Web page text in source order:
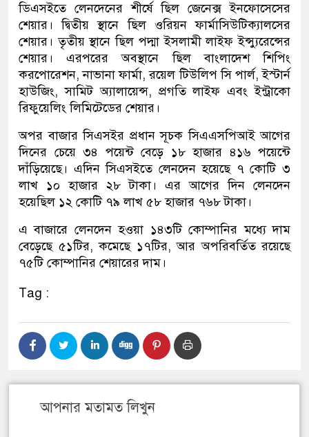
ডিএসইতে লেনদেনের শীর্ষে ছিল জেনেক্স ইনফোসেসের
শেয়ার। দ্বিতীয় স্থানে ছিল ওরিয়ন ফার্মাসিউটিক্যালসের
শেয়ার। তৃতীয় স্থানে ছিল পদ্মা ইসলামী লাইফ ইন্স্যুরেন্সের
শেয়ার। এরপরের অবস্থানে ছিল বাংলাদেশ শিপিং
করপোরেশন, নাভানা ফার্মা, রয়েল টিউলিপ সি পার্ল, ইস্টার্ন
হাউজিং, সামিট অ্যালায়েন্স, প্রগতি লাইফ এবং ইন্ট্রাকো
রিফুয়েলিং লিমিটেডের শেয়ার।
অপর বাজার সিএসইর প্রধান সূচক সিএএসপিআই আগের
দিনের চেয়ে ৩৪ পয়েন্ট বেড়ে ১৮ হাজার ৪১৬ পয়েন্টে
দাঁড়িয়েছে। এদিন সিএসইতে লেনদেন হয়েছে ৭ কোটি ৩
লাখ ১০ হাজার ২৮ টাকা। এর আগের দিন লেনদেন
হয়েছিল ১২ কোটি ৭৯ লাখ ৫৮ হাজার ৭৬৮ টাকা।
এ বাজারে লেনদেন হওয়া ১৪৩টি কোম্পানির মধ্যে দাম
বেড়েছে ৫১টির, কমেছে ১৭টির, আর অপরিবর্তিত রয়েছে
৭৫টি কোম্পানির শেয়ারের দাম।
Tag :
আপনার মতামত লিখুন